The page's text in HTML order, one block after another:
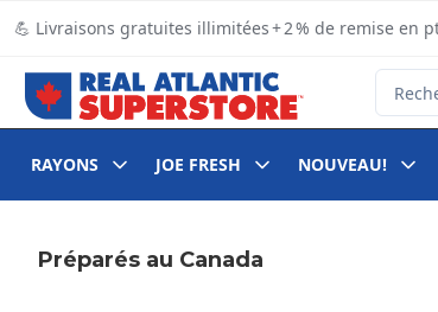
💪 Livraisons gratuites illimitées + 2 % de remise en
RAYONS JOE FRESH NOUVEAU!
Préparés au Canada